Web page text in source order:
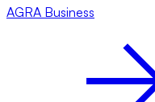
AGRA Business